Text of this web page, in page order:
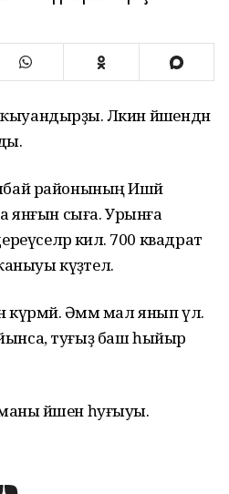
Ләкин йәшендән
районының Ишәй
сыға. Урынға
килә. 700 квадрат
күҙәтелә.
Әммә мал янып үлә.
туғыҙ баш һыйыр
йәшен һуғыуы.